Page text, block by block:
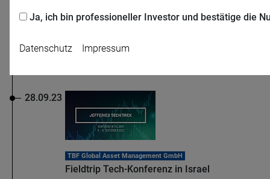
ein besonders spannendes für unsere Triathletin
Hawaii. ...
28.09.23
TBF Global Asset Management GmbH
Fieldtrip Tech-Konferenz in Israel
Ja, ich bin professioneller Investor und bestätige die
Datenschutz Impressum
CPref
D&C